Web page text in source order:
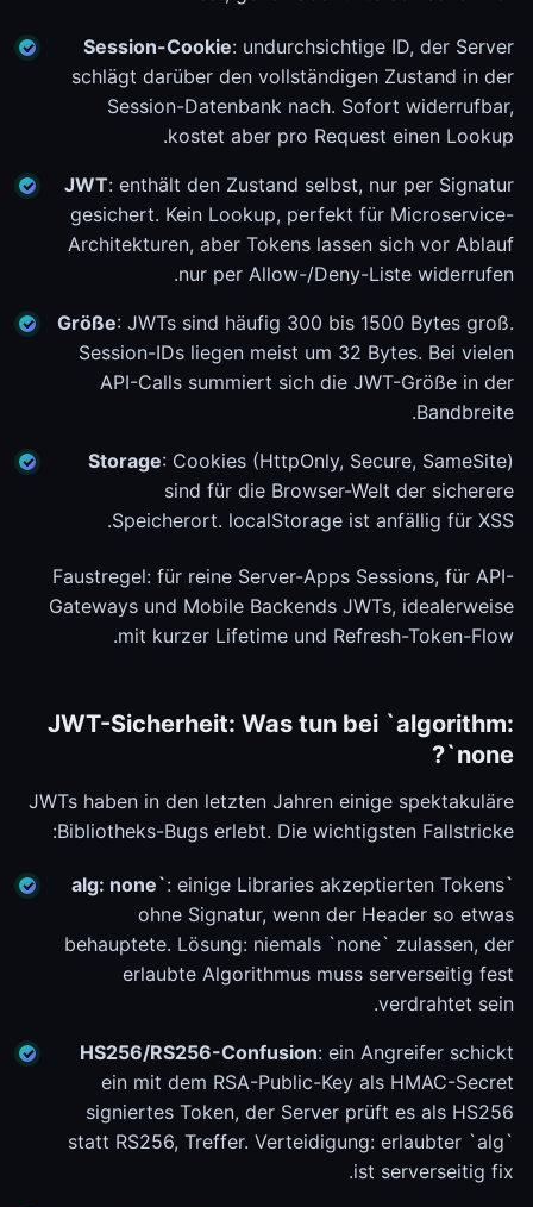
Session-Cookie: undurchsichtige ID, der Server
schlägt darüber den vollständigen Zustand in der
Session-Datenbank nach. Sofort widerrufbar,
kostet aber pro Request einen Lookup.
JWT: enthält den Zustand selbst, nur per Signatur
gesichert. Kein Lookup, perfekt für Microservice-
Architekturen, aber Tokens lassen sich vor Ablauf
nur per Allow-/Deny-Liste widerrufen.
Größe: JWTs sind häufig 300 bis 1500 Bytes groß.
Session-IDs liegen meist um 32 Bytes. Bei vielen
API-Calls summiert sich die JWT-Größe in der
Bandbreite.
Storage: Cookies (HttpOnly, Secure, SameSite)
sind für die Browser-Welt der sicherere
Speicherort. localStorage ist anfällig für XSS.
Faustregel: für reine Server-Apps Sessions, für API-
Gateways und Mobile Backends JWTs, idealerweise
mit kurzer Lifetime und Refresh-Token-Flow.
JWT-Sicherheit: Was tun bei `algorithm:
none`?
JWTs haben in den letzten Jahren einige spektakuläre
Bibliotheks-Bugs erlebt. Die wichtigsten Fallstricke:
`alg: none`
: einige Libraries akzeptierten Tokens
ohne Signatur, wenn der Header so etwas
behauptete. Lösung: niemals `none` zulassen, der
erlaubte Algorithmus muss serverseitig fest
verdrahtet sein.
HS256/RS256-Confusion: ein Angreifer schickt
ein mit dem RSA-Public-Key als HMAC-Secret
signiertes Token, der Server prüft es als HS256
statt RS256, Treffer. Verteidigung: erlaubter `alg`
ist serverseitig fix.